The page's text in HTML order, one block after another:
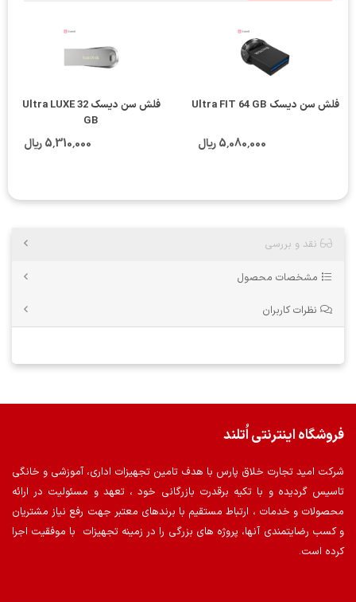
فلش سن دیسک Ultra FIT 64 GB
5٬080٬000 ریال
فلش سن دیسک Ultra LUXE 32
GB
5٬310٬000 ریال
نقد و بررسی
مشخصات محصول
نظرات کاربران
فروشگاه اینترنتی اُتلند
شرکت امید تجارت خلاق پارس با هدف تامین تجهیزات اداری، آموزشی و خانگی
تاسیس گردیده و با تکیه برقدرت بازرگانی خود ، تعهد و مسئولیت در ارائه
محصولات و خدمات ، ارتباط مستقیم با برندهای معتبر جهت رفع نیاز مشتریان
و کسب رضایتمندی آنها، پروژه های بزرگی را در زمینه تجهیزات با موفقیت اجرا
کرده است.